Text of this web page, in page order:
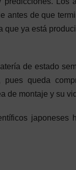
antes de que
que ya está
de estado
queda
de montaje y su
japoneses